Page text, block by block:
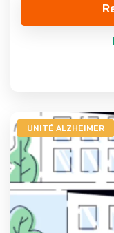
UNITÉ ALZHEIMER